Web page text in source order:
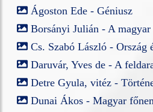
Ágoston Ede - Géniusz
Borsányi Julián - A
Cs. Szabó László - Ország
Daruvár, Yves de - A
Detre Gyula, vitéz -
Dunai Ákos - Magyar